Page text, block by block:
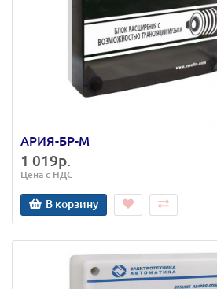
АРИЯ-БР-М
1 019р.
Цена с НДС
В корзину